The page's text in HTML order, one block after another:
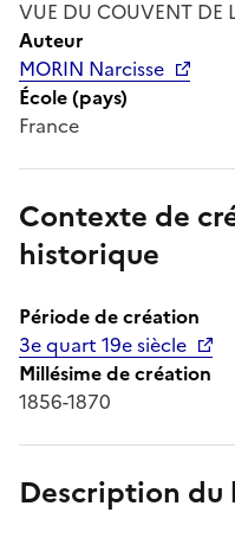
VUE DU COUVENT DE
Auteur
MORIN Narcisse
École (pays)
France
Contexte de
historique
Période de création
3e quart 19e siècle
Millésime de création
1856-1870
Description du